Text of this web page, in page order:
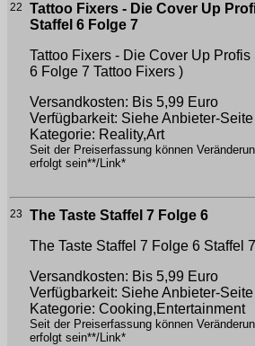
22
Tattoo Fixers - Die Cover Up
Staffel 6 Folge 7
Tattoo Fixers - Die Cover Up Profis
6 Folge 7 Tattoo Fixers )
Versandkosten: Bis 5,99 Euro
Verfügbarkeit: Siehe Anbieter-Seite
Kategorie: Reality,Art
Seit der Preiserfassung können
erfolgt sein**/Link*
23
The Taste Staffel 7 Folge 6
The Taste Staffel 7 Folge 6 Staffel
Versandkosten: Bis 5,99 Euro
Verfügbarkeit: Siehe Anbieter-Seite
Kategorie: Cooking,Entertainment
Seit der Preiserfassung können
erfolgt sein**/Link*